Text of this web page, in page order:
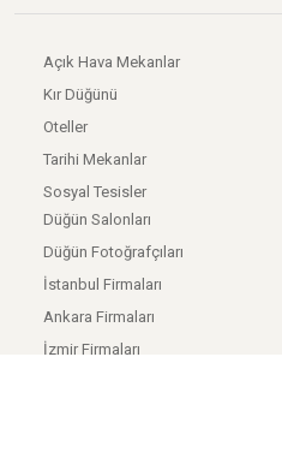
Açık Hava Mekanlar
Kır Düğünü
Oteller
Tarihi Mekanlar
Sosyal Tesisler
Düğün Salonları
Düğün Fotoğrafçıları
İstanbul Firmaları
Ankara Firmaları
İzmir Firmaları